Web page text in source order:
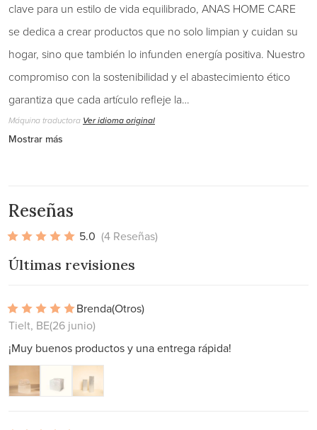
clave para un estilo de vida equilibrado, ANAS HOME CARE
se dedica a crear productos que no solo limpian y cuidan su
hogar, sino que también lo infunden energía positiva. Nuestro
compromiso con la sostenibilidad y el abastecimiento ético
garantiza que cada artículo refleje la…
Máquina traductora Ver idioma original
Mostrar más
Reseñas
5.0 (4 Reseñas)
Últimas revisiones
Brenda(Otros)
Tielt, BE(26 junio)
¡Muy buenos productos y una entrega rápida!